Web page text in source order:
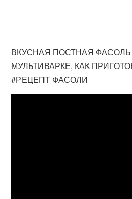
ВКУСНАЯ ПОСТНАЯ
МУЛЬТИВАРКЕ, КАК
#РЕЦЕПТ ФАСОЛИ